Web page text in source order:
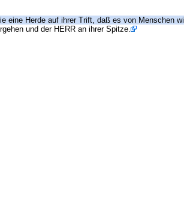
eine Herde auf ihrer Trift, daß es von Menschen
und der HERR an ihrer Spitze.